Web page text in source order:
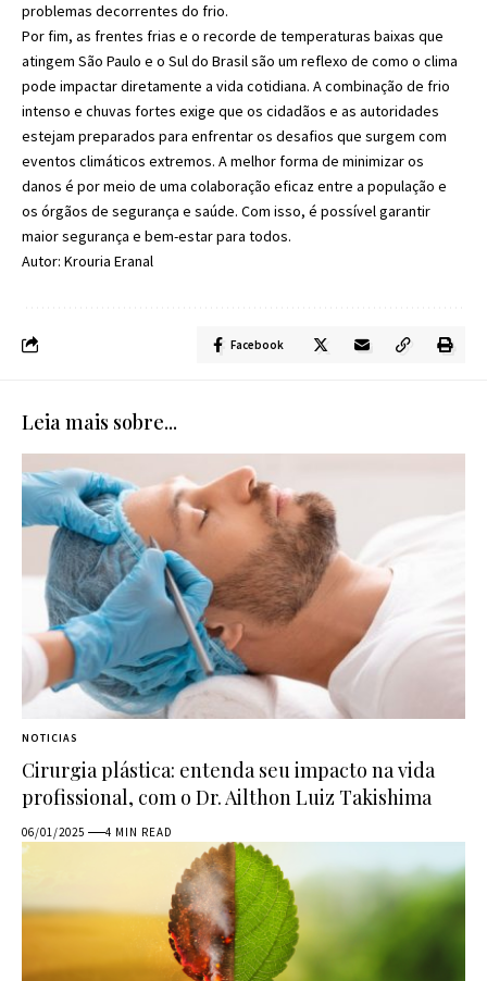
problemas decorrentes do frio.
Por fim, as frentes frias e o recorde de temperaturas baixas que
atingem São Paulo e o Sul do Brasil são um reflexo de como o clima
pode impactar diretamente a vida cotidiana. A combinação de frio
intenso e chuvas fortes exige que os cidadãos e as autoridades
estejam preparados para enfrentar os desafios que surgem com
eventos climáticos extremos. A melhor forma de minimizar os
danos é por meio de uma colaboração eficaz entre a população e
os órgãos de segurança e saúde. Com isso, é possível garantir
maior segurança e bem-estar para todos.
Autor: Krouria Eranal
Facebook
Leia mais sobre...
NOTICIAS
Cirurgia plástica: entenda seu impacto na vida
profissional, com o Dr. Ailthon Luiz Takishima
06/01/2025 4 MIN READ